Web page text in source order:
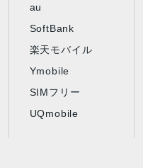
au
SoftBank
楽天モバイル
Ymobile
SIMフリー
UQmobile